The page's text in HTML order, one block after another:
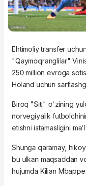
Ehtimoliy transfer
"Qaymoqranglilar"
250 million evroga
Holand uchun
Biroq "Siti" o'zining
norvegiyalik
etishni istamasligini
Shunga qaramay,
bu ulkan maqsaddan
hujumda Kilian